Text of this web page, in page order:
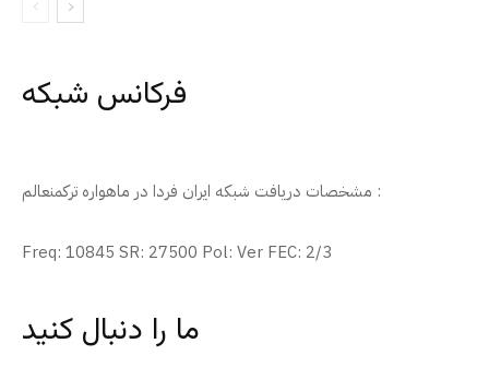
فرکانس شبکه
مشخصات دریافت شبکه ایران فردا در ماهواره ترکمنعالم :
Freq: 10845 SR: 27500 Pol: Ver FEC: 2/3
ما را دنبال کنید